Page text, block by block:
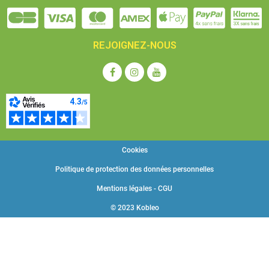
fixent facilement et se pèsent sans problème.
Technologie de pointe Single-Cell :
• Construction du capteur d'un seul tenant
• Temps de stabilisation court: Valeurs de pesée stables
entre env. 2 s (Modèles avec [d] = 0,1 mg), env. 8 s
(Modèles avec [d] = 0,01 mg) en conditions de laboratoire
• Robustesse mécanique élevée
• Assurance elevée pour charge d'angle
Caractéristiques de la balance Kern ABP 300-4M :
Lecture [d] : 0,1 mg
REJOIGNEZ-NOUS
© 2023 Kobleo
Mentions légales - CGU
Politique de protection des données personnelles
Cookies